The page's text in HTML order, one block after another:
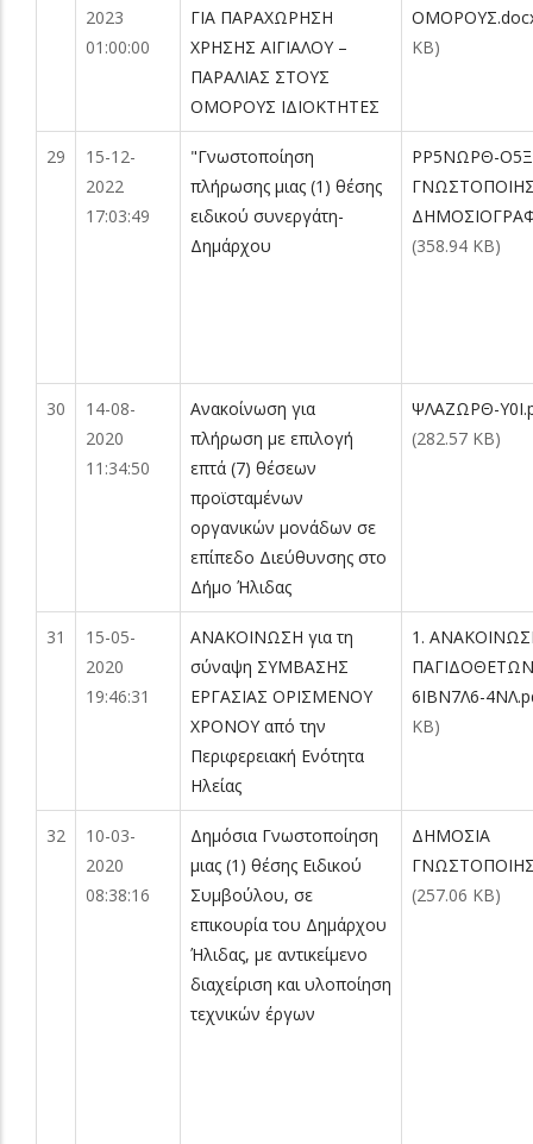
2023
01:00:00
ΓΙΑ ΠΑΡΑΧΩΡΗΣΗ
ΧΡΗΣΗΣ ΑΙΓΙΑΛΟΥ –
ΠΑΡΑΛΙΑΣ ΣΤΟΥΣ
ΟΜΟΡΟΥΣ ΙΔΙΟΚΤΗΤΕΣ
KB)
29
15-12-
2022
17:03:49
"Γνωστοποίηση
πλήρωσης μιας (1) θέσης
ειδικού συνεργάτη-
Δημάρχου
ΡΡ5ΝΩΡΘ-Ο5Ξ
(358.94 KB)
30
14-08-
2020
11:34:50
Ανακοίνωση για
πλήρωση με επιλογή
επτά (7) θέσεων
προϊσταμένων
οργανικών μονάδων σε
επίπεδο Διεύθυνσης στο
Δήμο Ήλιδας
ΨΛΑΖΩΡΘ-
(282.57 KB)
31
15-05-
2020
19:46:31
ΑΝΑΚΟΙΝΩΣΗ για τη
σύναψη ΣΥΜΒΑΣΗΣ
ΕΡΓΑΣΙΑΣ ΟΡΙΣΜΕΝΟΥ
ΧΡΟΝΟΥ από την
Περιφερειακή Ενότητα
Ηλείας
1.
6ΙΒΝ7Λ6-
KB)
32
10-03-
2020
08:38:16
Δημόσια Γνωστοποίηση
μιας (1) θέσης Ειδικού
Συμβούλου, σε
επικουρία του Δημάρχου
Ήλιδας, με αντικείμενο
διαχείριση και υλοποίηση
τεχνικών έργων
ΔΗΜΟΣΙΑ
(257.06 KB)